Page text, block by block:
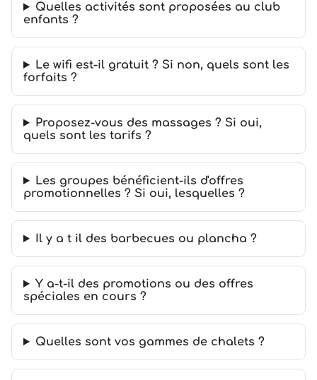
Quelles activités sont proposées au club
enfants ?
Le wifi est-il gratuit ? Si non, quels sont les
forfaits ?
Proposez-vous des massages ? Si oui,
quels sont les tarifs ?
Les groupes bénéficient-ils d'offres
promotionnelles ? Si oui, lesquelles ?
Il y a t il des barbecues ou plancha ?
Y a-t-il des promotions ou des offres
spéciales en cours ?
Quelles sont vos gammes de chalets ?